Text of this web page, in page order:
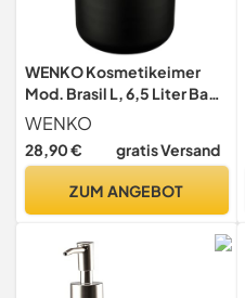
WENKO Kosmetikeimer
Mod. Brasil L, 6,5 Liter Bad-
Mülleimer mit
Schwingdeckel, aus
bruchsicherem Kunststoff,
WENKO
28,90 € gratis Versand
ZUM ANGEBOT